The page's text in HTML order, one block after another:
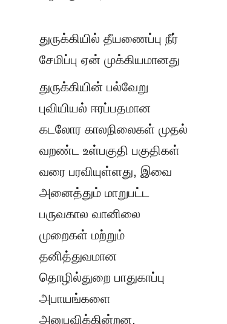
துருக்கியில் தீயணைப்பு நீர்
சேமிப்பு ஏன் முக்கியமானது
துருக்கியின் பல்வேறு
புவியியல் ஈரப்பதமான
கடலோர காலநிலைகள் முதல்
வறண்ட உள்பகுதி பகுதிகள்
வரை பரவியுள்ளது, இவை
அனைத்தும் மாறுபட்ட
பருவகால வானிலை
முறைகள் மற்றும்
தனித்துவமான
தொழில்துறை பாதுகாப்பு
அபாயங்களை
அனுபவிக்கின்றன.